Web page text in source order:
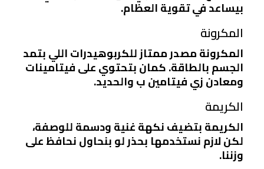
بيساعد في تقوية العظام.
المكرونة
المكرونة مصدر ممتاز للكربوهيدرات اللي بتمد
الجسم بالطاقة. كمان بتحتوي على فيتامينات
ومعادن زي فيتامين ب والحديد.
الكريمة
الكريمة بتضيف نكهة غنية ودسمة للوصفة،
لكن لازم نستخدمها بحذر لو بنحاول نحافظ على
وزننا.